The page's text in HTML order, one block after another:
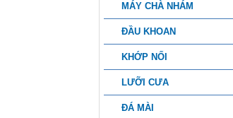
MÁY CHÀ NHÁM
ĐẦU KHOAN
KHỚP NỐI
LƯỠI CƯA
ĐÁ MÀI